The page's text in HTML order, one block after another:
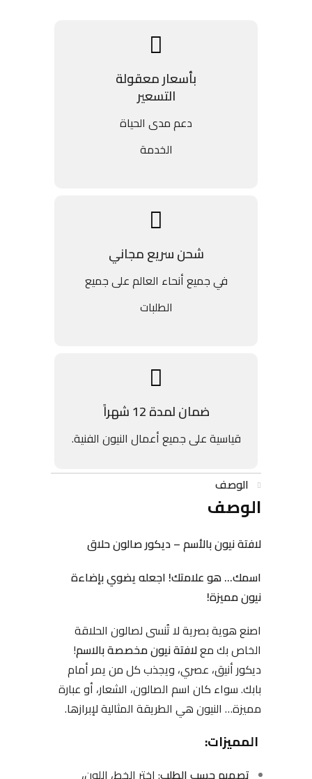
بأسعار معقولة
التسعير
دعم مدى الحياة
الخدمة
شحن سريع مجاني
في جميع أنحاء العالم على جميع
الطلبات
ضمان لمدة 12 شهراً
قياسية على جميع أعمال النيون الفنية.
الوصف
الوصف
لافتة نيون بالأسم – ديكور صالون حلاق
اسمك… هو علامتك! اجعله يضوي بإضاءة
نيون مميزة!
اصنع هوية بصرية لا تُنسى لصالون الحلاقة
الخاص بك معلافتة نيون مخصصة بالاسم!
ديكور أنيق، عصري، ويجذب كل من يمر أمام
بابك. سواء كان اسم الصالون، الشعار، أو عبارة
مميزة… النيون هي الطريقة المثالية لإبرازها.
المميزات:
تصميم حسب الطلب: اختر الخط، اللون،